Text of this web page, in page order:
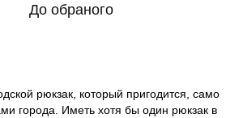
До обраного
рюкзак, который пригодится, само
города. Иметь хотя бы один рюкзак в